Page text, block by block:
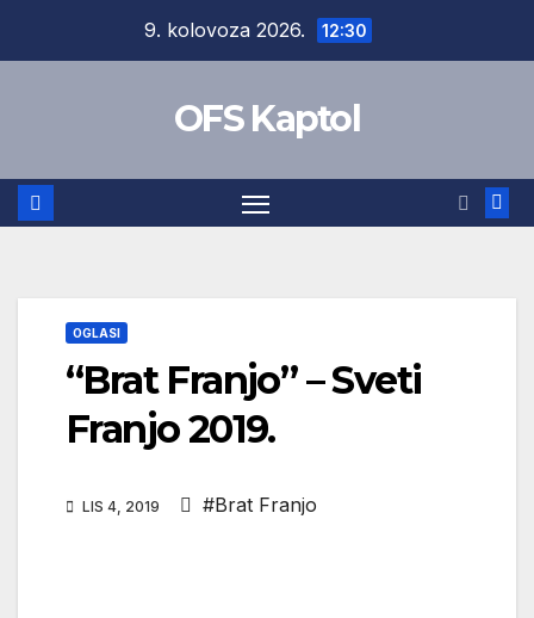
9. kolovoza 2026. 12:30
OFS Kaptol
OGLASI
“Brat Franjo” – Sveti
Franjo 2019.
LIS 4, 2019 #Brat Franjo